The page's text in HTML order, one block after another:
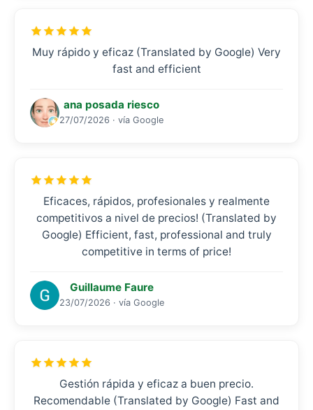
Muy rápido y eficaz (Translated by Google) Very
fast and efficient
ana posada riesco
27/07/2026 · vía Google
Eficaces, rápidos, profesionales y realmente
competitivos a nivel de precios! (Translated by
Google) Efficient, fast, professional and truly
competitive in terms of price!
Guillaume Faure
23/07/2026 · vía Google
Gestión rápida y eficaz a buen precio.
Recomendable (Translated by Google) Fast and